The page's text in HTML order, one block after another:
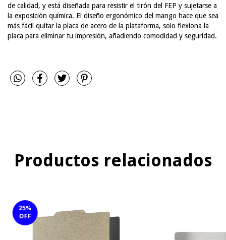
de calidad, y está diseñada para resistir el tirón del FEP y sujetarse a
la exposición química. El diseño ergonómico del mango hace que sea
más fácil quitar la placa de acero de la plataforma, solo flexiona la
placa para eliminar tu impresión, añadiendo comodidad y seguridad.
Productos relacionados
25%
OFF